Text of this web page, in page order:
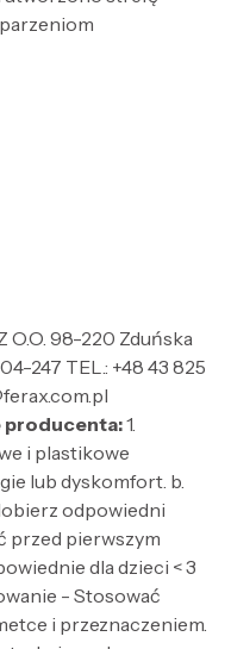
O.O. 98-220 Zduńska
247 TEL.: +48 43 825
producenta:1.
i plastikowe
lub dyskomfort. b.
odpowiedni
przed pierwszym
dla dzieci < 3
- Stosować
i przeznaczeniem.